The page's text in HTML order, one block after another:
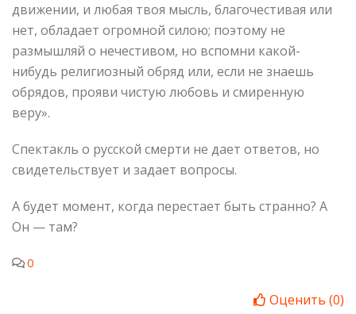
движении, и любая твоя мысль, благочестивая или
нет, обладает огромной силою; поэтому не
размышляй о нечестивом, но вспомни какой-
нибудь религиозный обряд или, если не знаешь
обрядов, прояви чистую любовь и смиренную
веру».
Спектакль о русской смерти не дает ответов, но
свидетельствует и задает вопросы.
А будет момент, когда перестает быть странно? А
Он — там?
0
Оценить (0)